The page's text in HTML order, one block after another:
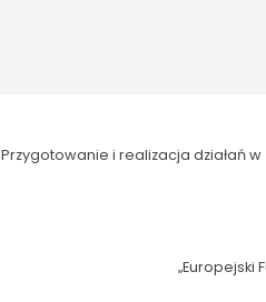
Przygotowanie i realizacja działań
„Europejski